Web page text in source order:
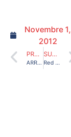
Novembre 1,
2012
PRECEDENTE
ARRESTATO PER IL LANCIO DI UN FUMOGENO SULLA PISTA DI ATLETICA!
SUCCESSIVO
Red Blue Eagles L’Aquila 1978 in curva sud.L’Aquila -Teramo (Coppa italia di lega pro 2012/2013) Mercoledi 12 Settembre 2012